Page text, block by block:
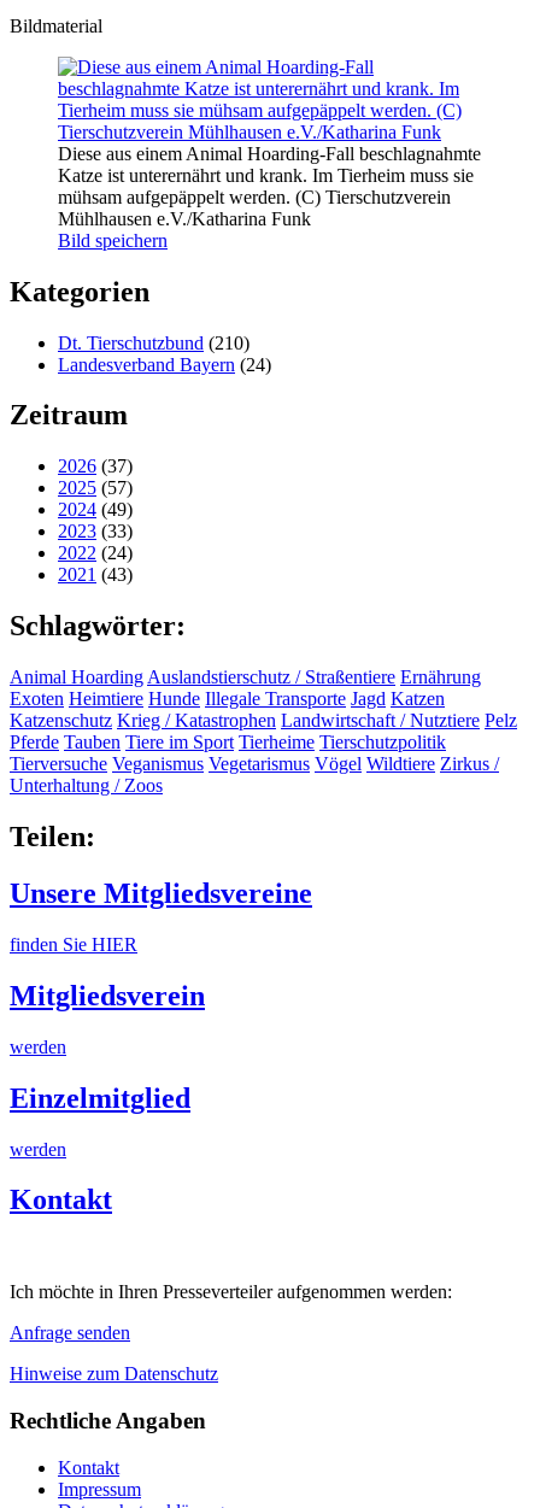
Bildmaterial
Diese aus einem Animal Hoarding-Fall beschlagnahmte
Katze ist unterernährt und krank. Im Tierheim muss sie
mühsam aufgepäppelt werden. (C) Tierschutzverein
Mühlhausen e.V./Katharina Funk
Bild speichern
Kategorien
Dt. Tierschutzbund (210)
Landesverband Bayern (24)
Zeitraum
2026 (37)
2025 (57)
2024 (49)
2023 (33)
2022 (24)
2021 (43)
Schlagwörter:
Animal Hoarding Auslandstierschutz / Straßentiere Ernährung
Exoten Heimtiere Hunde Illegale Transporte Jagd Katzen
Katzenschutz Krieg / Katastrophen Landwirtschaft / Nutztiere Pelz
Pferde Tauben Tiere im Sport Tierheime Tierschutzpolitik
Tierversuche Veganismus Vegetarismus Vögel Wildtiere Zirkus /
Unterhaltung / Zoos
Teilen:
Unsere Mitgliedsvereine
finden Sie HIER
Mitgliedsverein
werden
Einzelmitglied
werden
Kontakt
Ich möchte in Ihren Presseverteiler aufgenommen werden:
Anfrage senden
Hinweise zum Datenschutz
Rechtliche Angaben
Kontakt
Impressum